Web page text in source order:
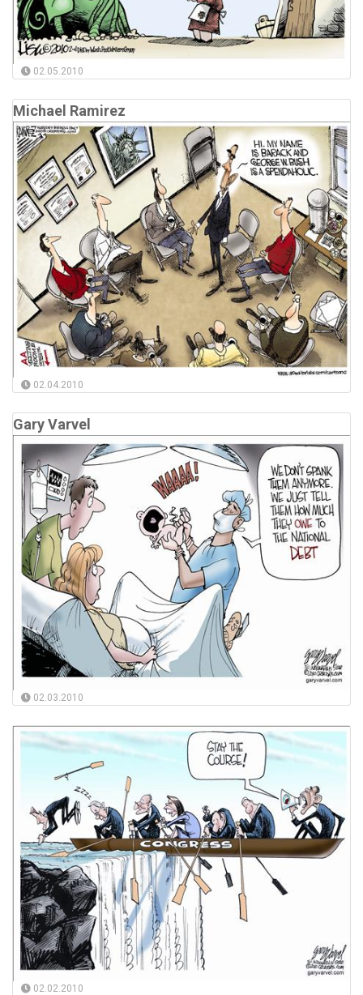
02.05.2010
Michael Ramirez
02.04.2010
Gary Varvel
02.03.2010
02.02.2010